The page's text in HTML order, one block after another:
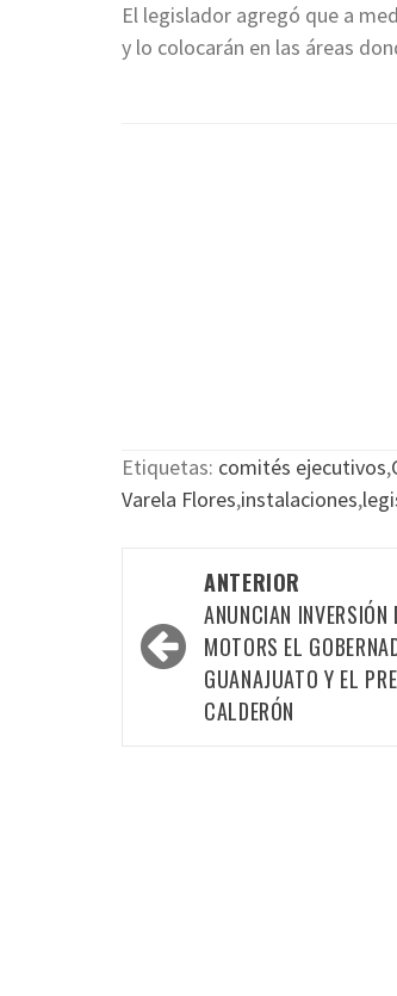
El legislador agregó que a
y lo colocarán en las áreas
Etiquetas: comités ejecutivos,
Varela Flores,instalaciones,
Navegación
por
las
entradas
ANTERIOR
ANUNCIAN INVERSIÓN
MOTORS EL
GUANAJUATO Y EL
CALDERÓN